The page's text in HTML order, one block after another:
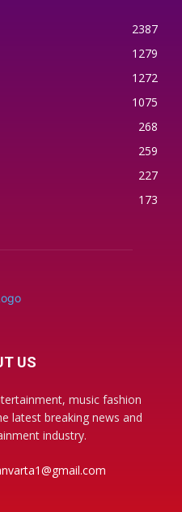
2387
1279
1272
1075
268
259
227
173
US
music fashion
latest breaking news and
industry.